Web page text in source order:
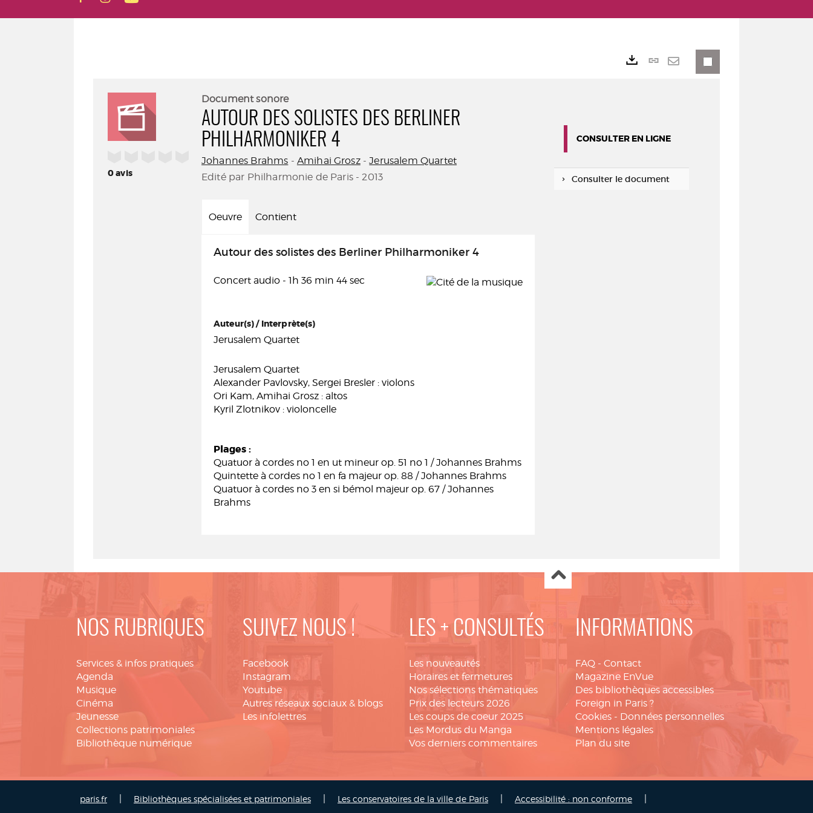
0avis
Document sonore
AUTOUR DES SOLISTES DES BERLINER
PHILHARMONIKER 4
Johannes Brahms - Amihai Grosz-Jerusalem Quartet
Edité par Philharmonie de Paris - 2013
Oeuvre Contient
Autour des solistes des Berliner Philharmoniker 4
Concert audio - 1h 36 min 44 sec
Auteur(s) / Interprète(s)
Jerusalem Quartet
Jerusalem Quartet
Alexander Pavlovsky, Sergei Bresler : violons
Ori Kam, Amihai Grosz : altos
Kyril Zlotnikov : violoncelle
Plages :
Quatuor à cordes no 1 en ut mineur op. 51 no 1 / Johannes Brahms
Quintette à cordes no 1 en fa majeur op. 88 / Johannes Brahms
Quatuor à cordes no 3 en si bémol majeur op. 67 / Johannes
Brahms
Lien
CONSULTER EN LIGNE
Consulter le document
NOS RUBRIQUES
Services & infos pratiques
Agenda
Musique
Cinéma
Jeunesse
Collections patrimoniales
Bibliothèque numérique
SUIVEZ NOUS !
Facebook
Instagram
Youtube
Autres réseaux sociaux & blogs
Les infolettres
LES + CONSULTÉS
Les nouveautés
Horaires et fermetures
Nos sélections thématiques
Prix des lecteurs 2026
Les coups de coeur 2025
Les Mordus du Manga
Vos derniers commentaires
INFORMATIONS
FAQ - Contact
Magazine EnVue
Des bibliothèques accessibles
Foreign in Paris ?
Cookies - Données personnelles
Mentions légales
Plan du site
paris.fr Bibliothèques spécialisées et patrimoniales Les conservatoires de la ville de Paris Accessibilité : non conforme